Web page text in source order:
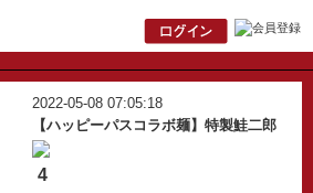
2022-05-08 07:05:18
【ハッピーパスコラボ麺】特製鮭二郎
4